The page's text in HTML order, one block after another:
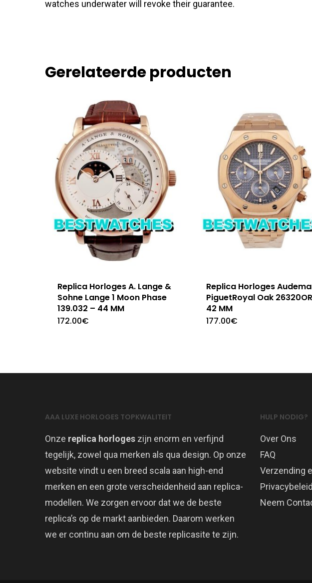
watches underwater will revoke their guarantee.
Gerelateerde producten
Replica Horloges A. Lange &
Sohne Lange 1 Moon Phase
139.032 – 44 MM
172.00€
Replica Horloges
PiguetRoyal Oak
42 MM
177.00€
AAA LUXE HORLOGES TOPKWALITEIT
Onze replica horloges zijn enorm en verfijnd
tegelijk, zowel qua merken als qua design. Op onze
website vindt u een breed scala aan high-end
merken en een grote verscheidenheid aan replica-
modellen. We zorgen ervoor dat we de beste
replica’s op de markt aanbieden. Daarom werken
we er continu aan om de beste replicasite te zijn.
HULP NODIG?
Over Ons
FAQ
Verzending
Privacybeleid
Neem